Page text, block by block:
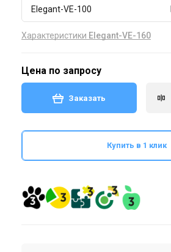
Elegant-VE-100
Характеристики Elegant-VE-160
Цена по запросу
Заказать
Купить в 1 клик